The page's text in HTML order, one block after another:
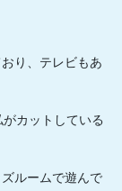
り、テレビもあ
カットしている
ルームで遊んで